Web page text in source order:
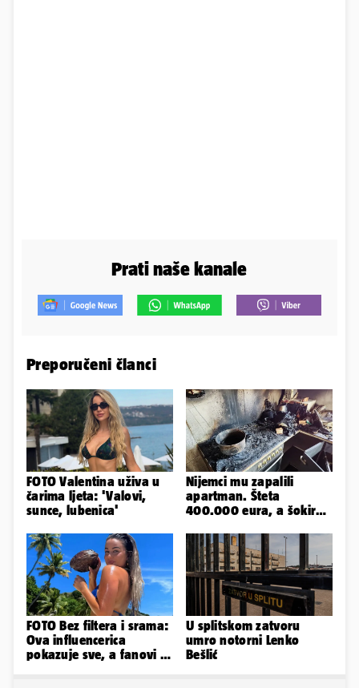
Prati naše kanale
Preporučeni članci
FOTO Valentina uživa u
čarima ljeta: 'Valovi,
sunce, lubenica'
Nijemci mu zapalili
apartman. Šteta
400.000 eura, a šokirao
FOTO Bez filtera i srama:
Ova influencerica
pokazuje sve, a fanovi je
U splitskom zatvoru
umro notorni Lenko
Bešlić